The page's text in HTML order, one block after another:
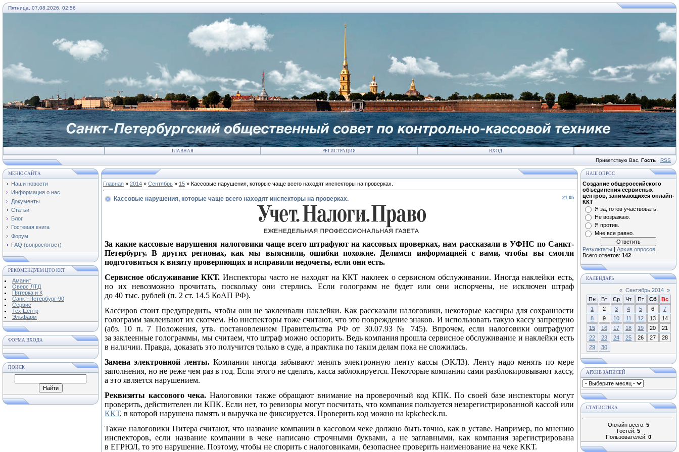
Пятница, 07.08.2026, 02:56
ГЛАВНАЯ РЕГИСТРАЦИЯ ВХОД
Приветствую Вас Гость · RSS
МЕНЮ САЙТА
Наши новости
Информация о нас
Документы
Статьи
Блог
Гостевая книга
Форум
FAQ (вопрос/ответ)
РЕКОМЕНДУЕМ ЦТО ККТ
Аманит
Оверс ЛТД
Пятерка и К
Санкт-Петербург-90
Сервис
Тех Центр
Эльфарм
ФОРМА ВХОДА
ПОИСК
Главная » 2014 » Сентябрь » 15 » Кассовые нарушения, которые чаще всего находят инспекторы на проверках.
21:05
Кассовые нарушения, которые чаще всего находят инспекторы на проверках.
За какие кассовые нарушения налоговики чаще всего штрафуют на кассовых проверках, нам рассказали в УФНС по Санкт-
Петербургу. В других регионах, как мы выяснили, ошибки похожие. Делимся информацией с вами, чтобы вы смогли
подготовиться к визиту проверяющих и исправили недочеты, если они есть.
Сервисное обслуживание ККТ. Инспекторы часто не находят на ККТ наклеек о сервисном обслуживании. Иногда наклейки есть,
но их невозможно прочитать, поскольку они стерлись. Если голограмм не будет или они испорчены, не исключен штраф
до 40 тыс. рублей (п. 2 ст. 14.5 КоАП РФ).
Кассиров стоит предупредить, чтобы они не заклеивали наклейки. Как рассказали налоговики, некоторые кассиры для сохранности
голограмм заклеивают их скотчем. Но инспекторы тоже считают, что это повреждение знаков. И использовать такую кассу запрещено
(абз. 10 п. 7 Положения, утв. постановлением Правительства РФ от 30.07.93 № 745). Впрочем, если налоговики оштрафуют
за заклеенные голограммы, мы считаем, что штраф можно оспорить. Ведь компания прошла сервисное обслуживание и наклейки есть
в наличии. Правда, доказать это получится только в суде, а практика по таким делам пока не сложилась.
Замена электронной ленты. Компании иногда забывают менять электронную ленту кассы (ЭКЛЗ). Ленту надо менять по мере
заполнения, но не реже чем раз в год. Если этого не сделать, касса заблокируется. Некоторые компании сами разблокировывают кассу,
а это является нарушением.
Реквизиты кассового чека. Налоговики также обращают внимание на проверочный код КПК. По своей базе инспекторы могут
проверить, действителен ли КПК. Если нет, то ревизоры могут посчитать, что компания пользуется незарегистрированной кассой или
ККТ, в которой нарушена память и выручка не фиксируется. Проверить код можно на kpkcheck.ru.
Также налоговики Питера считают, что название компании в кассовом чеке должно быть точно, как в уставе. Например, по мнению
инспекторов, если название компании в чеке написано строчными буквами, а не заглавными, как компания зарегистрирована
в ЕГРЮЛ, то это нарушение. Поэтому, чтобы не спорить с налоговиками, безопаснее проверить наименование на чеке ККТ.
НАШ ОПРОС
Создание общероссийского
объединения сервисных
центров, занимающихся онлайн-
ККТ
Я за, готов участвовать.
Не возражаю.
Я против.
Мне все равно.
Результаты | Архив опросов
Всего ответов: 142
КАЛЕНДАРЬ
« Сентябрь 2014 »
Пн
Вт Ср Чт Пт Сб
Вс
1
2 3 4 5 6
7
8
9 10 11 12 13
14
15
16 17 18 19 20
21
22
23 24 25 26 27
28
29
30
АРХИВ ЗАПИСЕЙ
СТАТИСТИКА
Онлайн всего: 5
Гостей: 5
Пользователей: 0